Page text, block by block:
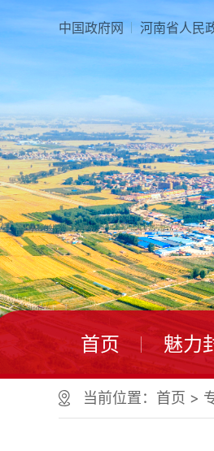
中国政府网 河南省人民
首页 魅力
当前位置： 首页 >